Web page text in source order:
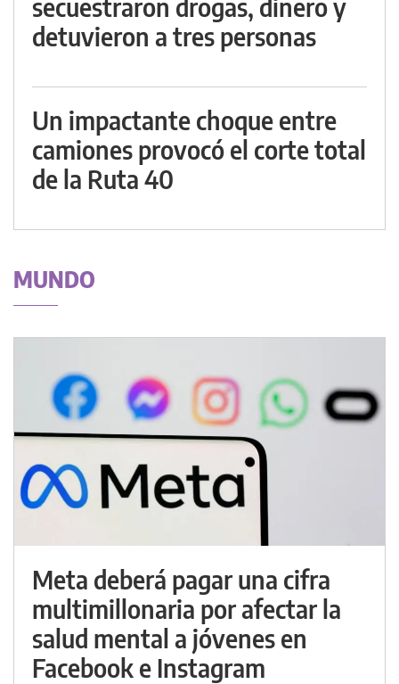
secuestraron drogas, dinero y
detuvieron a tres personas
Un impactante choque entre
camiones provocó el corte total
de la Ruta 40
MUNDO
Meta deberá pagar una cifra
multimillonaria por afectar la
salud mental a jóvenes en
Facebook e Instagram